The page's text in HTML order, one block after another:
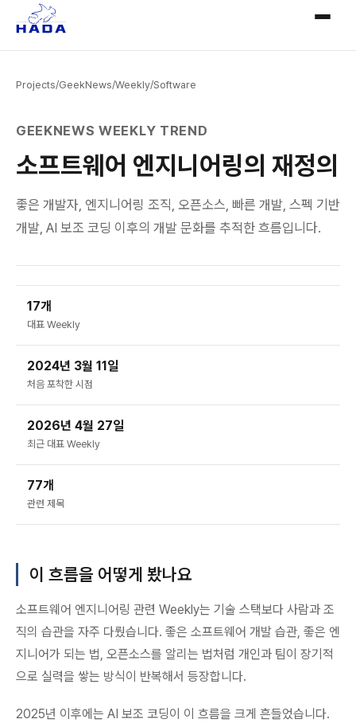
Projects/GeekNews/Weekly/Software
GEEKNEWS WEEKLY TREND
소프트웨어 엔지니어링의 재정의
좋은 개발자, 엔지니어링 조직, 오픈소스, 빠른 개발, 스펙 기반
개발, AI 보조 코딩 이후의 개발 문화를 추적한 흐름입니다.
17개
대표 Weekly
2024년 3월 11일
처음 포착한 시점
2026년 4월 27일
최근 대표 Weekly
77개
관련 제목
이 흐름을 어떻게 봤나요
소프트웨어 엔지니어링 관련 Weekly는 기술 스택보다 사람과 조
직의 습관을 자주 다뤘습니다. 좋은 소프트웨어 개발 습관, 좋은 엔
지니어가 되는 법, 오픈소스를 알리는 법처럼 개인과 팀이 장기적
으로 실력을 쌓는 방식이 반복해서 등장합니다.
2025년 이후에는 AI 보조 코딩이 이 흐름을 크게 흔들었습니다.